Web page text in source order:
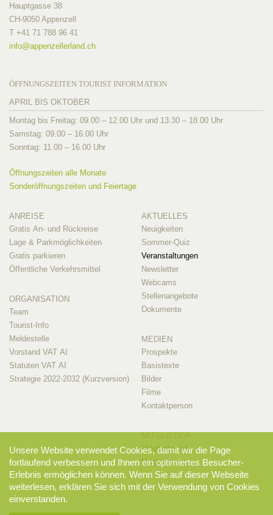
Hauptgasse 38
CH-9050 Appenzell
T +41 71 788 96 41
info@appenzellerland.ch
ÖFFNUNGSZEITEN TOURIST INFORMATION
APRIL BIS OKTOBER
Montag bis Freitag: 09.00 – 12.00 Uhr und 13.30 – 18.00 Uhr
Samstag: 09.00 – 16.00 Uhr
Sonntag: 11.00 – 16.00 Uhr
Öffnungszeiten alle Monate
Sonderöffnungszeiten und Feiertage
ANREISE
Gratis An- und Rückreise
Lage & Parkmöglichkeiten
Gratis parkieren
Öffentliche Verkehrsmittel
ORGANISATION
Team
Tourist-Info
Meldestelle
Vorstand VAT AI
Statuten VAT AI
Strategie 2022-2032 (Kurzversion)
AKTUELLES
Neuigkeiten
Sommer-Quiz
Veranstaltungen
Newsletter
Webcams
Stellenangebote
Dokumente
MEDIEN
Prospekte
Basistexte
Bilder
Filme
Kontaktperson
Mitglieder-Info
Mitglieder-Login
Unsere Website verwendet Cookies, damit wir die Page
fortlaufend verbessern und Ihnen ein optimiertes Besucher-
Erlebnis ermöglichen können. Wenn Sie auf dieser Webseite
weiterlesen, erklären Sie sich mit der Verwendung von Cookies
einverstanden.